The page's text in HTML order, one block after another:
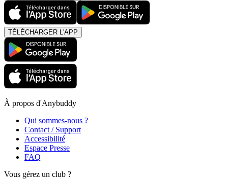
TÉLÉCHARGER L'APP
À propos d'Anybuddy
Qui sommes-nous ?
Contact / Support
Accessibilité
Espace Presse
FAQ
Vous gérez un club ?